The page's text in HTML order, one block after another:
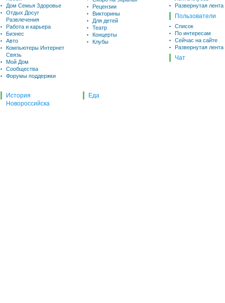
Дом Семья Здоровье
Отдых Досуг
Развлечения
Работа и карьера
Бизнес
Авто
Компьютеры Интернет
Связь
Мой Дом
Сообщества
Форумы поддержки
Рецензии
Викторины
Для детей
Театр
Концерты
Клубы
Развернутая лента
Пользователи
Список
По интересам
Сейчас на сайте
Развернутая лента
Чат
История
Новороссийска
Еда